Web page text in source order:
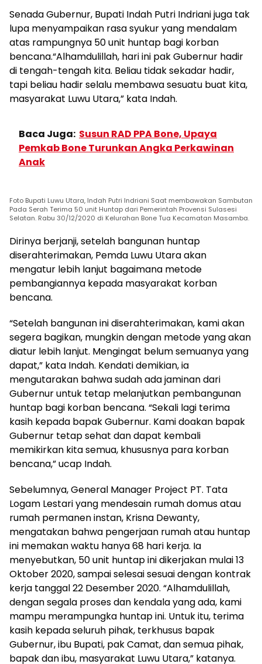
Senada Gubernur, Bupati Indah Putri Indriani juga tak
lupa menyampaikan rasa syukur yang mendalam
atas rampungnya 50 unit huntap bagi korban
bencana.“Alhamdulillah, hari ini pak Gubernur hadir
di tengah-tengah kita. Beliau tidak sekadar hadir,
tapi beliau hadir selalu membawa sesuatu buat kita,
masyarakat Luwu Utara,” kata Indah.
Baca Juga: Susun RAD PPA Bone, Upaya
Pemkab Bone Turunkan Angka Perkawinan
Anak
Foto Bupati Luwu Utara, Indah Putri Indriani Saat membawakan Sambutan
Pada Serah Terima 50 unit Huntap dari Pemerintah Provensi Sulasesi
Selatan. Rabu 30/12/2020 di Kelurahan Bone Tua Kecamatan Masamba.
Dirinya berjanji, setelah bangunan huntap
diserahterimakan, Pemda Luwu Utara akan
mengatur lebih lanjut bagaimana metode
pembangiannya kepada masyarakat korban
bencana.
“Setelah bangunan ini diserahterimakan, kami akan
segera bagikan, mungkin dengan metode yang akan
diatur lebih lanjut. Mengingat belum semuanya yang
dapat,” kata Indah. Kendati demikian, ia
mengutarakan bahwa sudah ada jaminan dari
Gubernur untuk tetap melanjutkan pembangunan
huntap bagi korban bencana. “Sekali lagi terima
kasih kepada bapak Gubernur. Kami doakan bapak
Gubernur tetap sehat dan dapat kembali
memikirkan kita semua, khususnya para korban
bencana,” ucap Indah.
Sebelumnya, General Manager Project PT. Tata
Logam Lestari yang mendesain rumah domus atau
rumah permanen instan, Krisna Dewanty,
mengatakan bahwa pengerjaan rumah atau huntap
ini memakan waktu hanya 68 hari kerja. Ia
menyebutkan, 50 unit huntap ini dikerjakan mulai 13
Oktober 2020, sampai selesai sesuai dengan kontrak
kerja tanggal 22 Desember 2020. “Alhamdulillah,
dengan segala proses dan kendala yang ada, kami
mampu merampungka huntap ini. Untuk itu, terima
kasih kepada seluruh pihak, terkhusus bapak
Gubernur, ibu Bupati, pak Camat, dan semua pihak,
bapak dan ibu, masyarakat Luwu Utara,” katanya.